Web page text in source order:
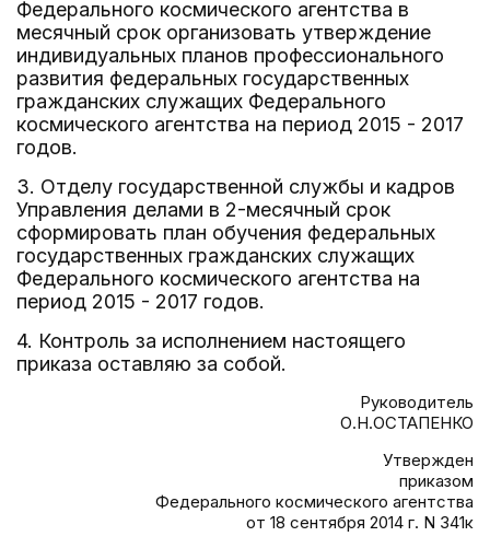
Федерального космического агентства в
месячный срок организовать утверждение
индивидуальных планов профессионального
развития федеральных государственных
гражданских служащих Федерального
космического агентства на период 2015 - 2017
годов.
3. Отделу государственной службы и кадров
Управления делами в 2-месячный срок
сформировать план обучения федеральных
государственных гражданских служащих
Федерального космического агентства на
период 2015 - 2017 годов.
4. Контроль за исполнением настоящего
приказа оставляю за собой.
Руководитель
О.Н.ОСТАПЕНКО
Утвержден
приказом
Федерального космического агентства
от 18 сентября 2014 г. N 341к